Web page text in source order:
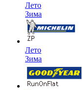
Лето
Зима
Лето
Зима